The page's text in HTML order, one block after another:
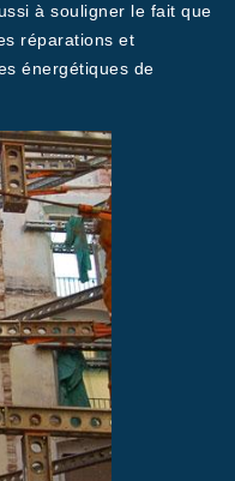
à souligner le fait que
réparations et
énergétiques de